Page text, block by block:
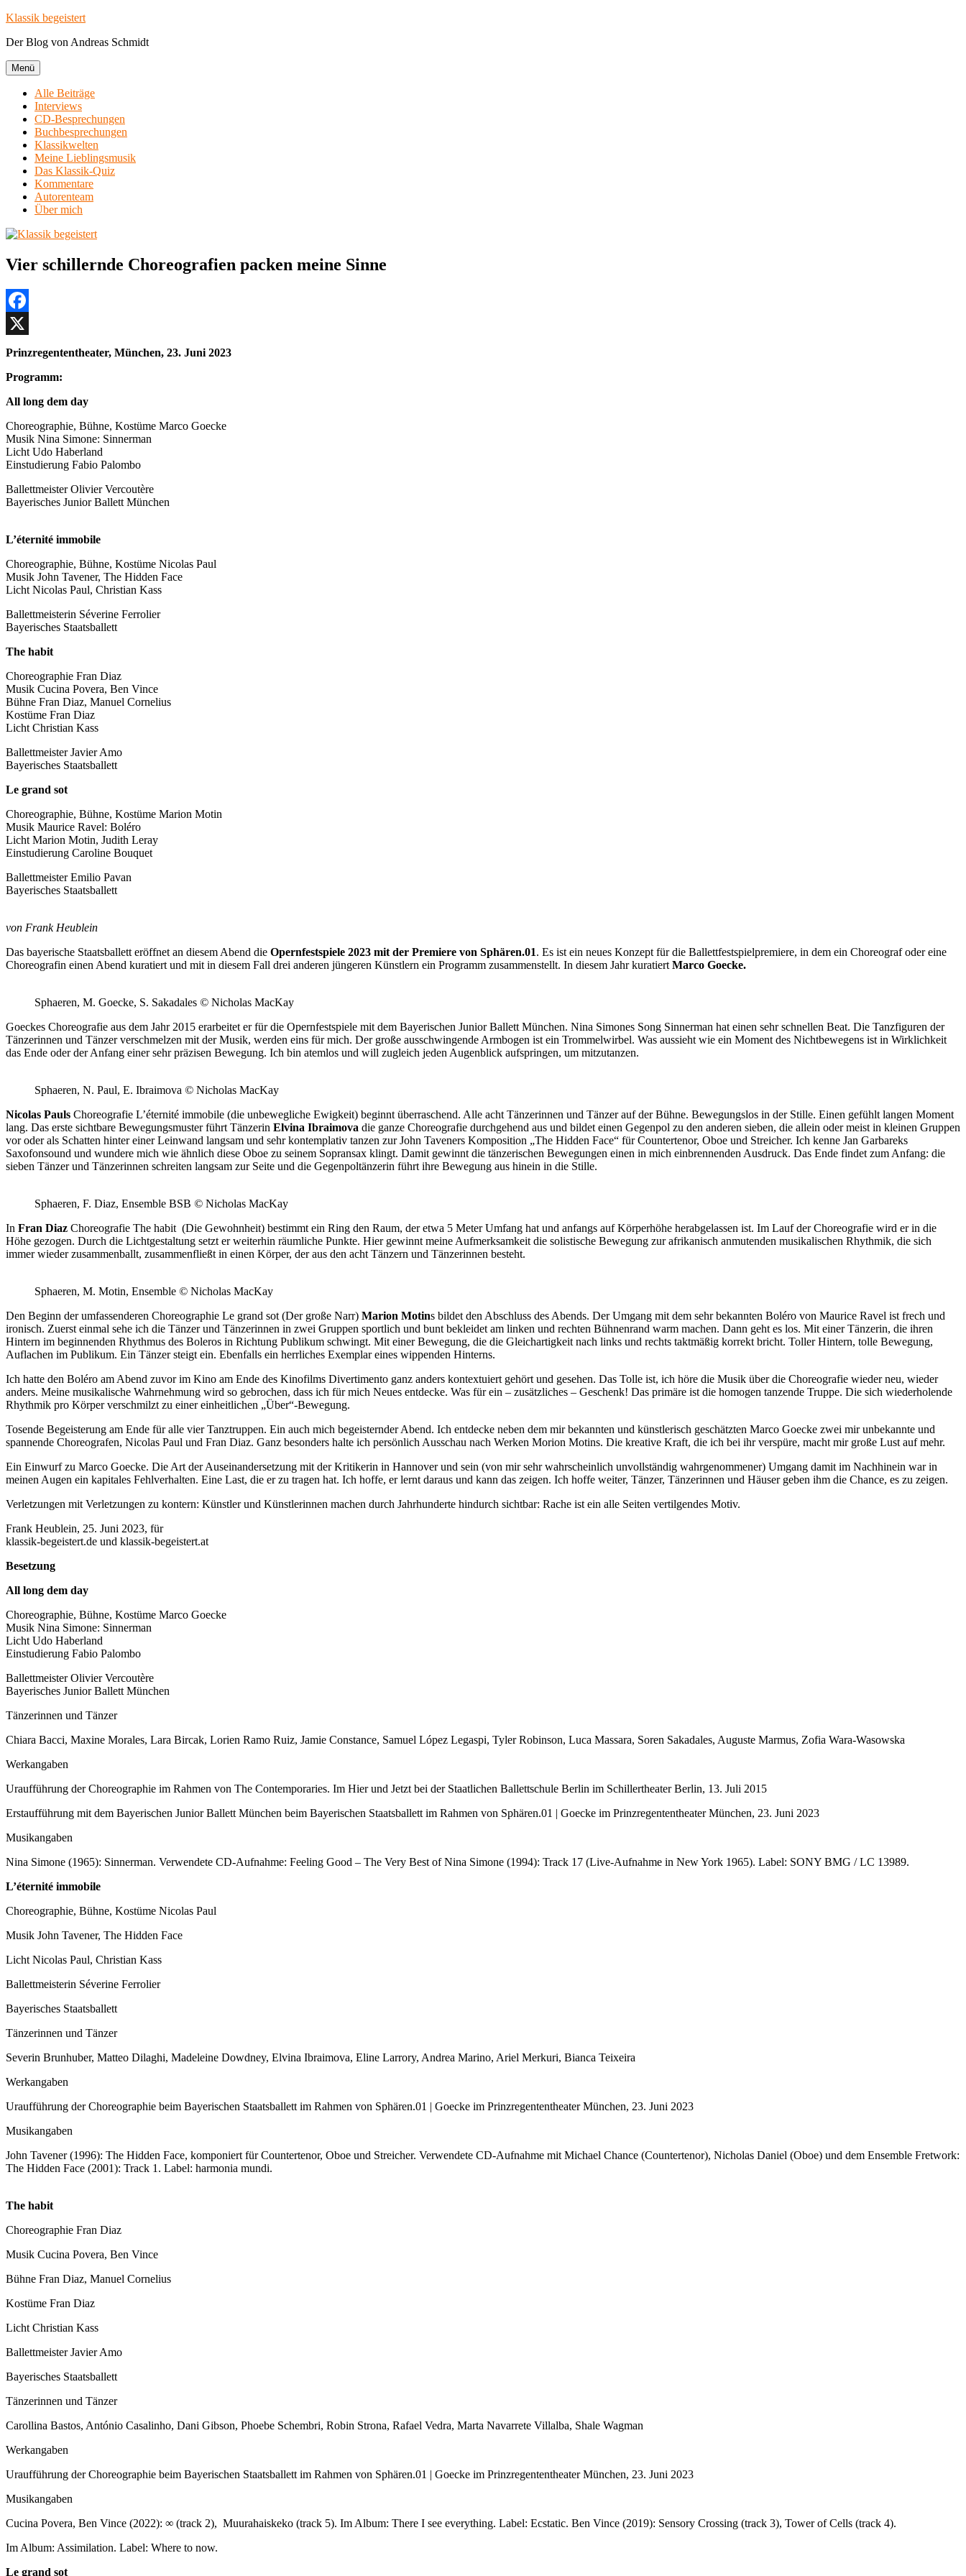
Zum
springen
Klassik begeistert
Der Blog von Andreas Schmidt
Menü
Alle Beiträge
Interviews
CD-Besprechungen
Buchbesprechungen
Klassikwelten
Meine Lieblingsmusik
Das Klassik-Quiz
Kommentare
Autorenteam
Über mich
Vier schillernde Choreografien packen meine Sinne
Facebook
X
Prinzregententheater, München, 23. Juni 2023
Programm:
All long dem day
Choreographie, Bühne, Kostüme Marco Goecke
Musik Nina Simone: Sinnerman
Licht Udo Haberland
Einstudierung Fabio Palombo
Ballettmeister Olivier Vercoutère
Bayerisches Junior Ballett München
L’éternité immobile
Choreographie, Bühne, Kostüme Nicolas Paul
Musik John Tavener, The Hidden Face
Licht Nicolas Paul, Christian Kass
Ballettmeisterin Séverine Ferrolier
Bayerisches Staatsballett
The habit
Choreographie Fran Diaz
Musik Cucina Povera, Ben Vince
Bühne Fran Diaz, Manuel Cornelius
Kostüme Fran Diaz
Licht Christian Kass
Ballettmeister Javier Amo
Bayerisches Staatsballett
Le grand sot
Choreographie, Bühne, Kostüme Marion Motin
Musik Maurice Ravel: Boléro
Licht Marion Motin, Judith Leray
Einstudierung Caroline Bouquet
Ballettmeister Emilio Pavan
Bayerisches Staatsballett
von Frank Heublein
Das bayerische Staatsballett eröffnet an diesem Abend die Opernfestspiele 2023 mit der Premiere von Sphären.01. Es ist ein neues Konzept für die Ballettfestspielpremiere, in dem ein Choreograf oder eine
Choreografin einen Abend kuratiert und mit in diesem Fall drei anderen jüngeren Künstlern ein Programm zusammenstellt. In diesem Jahr kuratiert Marco Goecke.
Sphaeren, M. Goecke, S. Sakadales © Nicholas MacKay
Goeckes Choreografie aus dem Jahr 2015 erarbeitet er für die Opernfestspiele mit dem Bayerischen Junior Ballett München. Nina Simones Song Sinnerman hat einen sehr schnellen Beat. Die Tanzfiguren der
Tänzerinnen und Tänzer verschmelzen mit der Musik, werden eins für mich. Der große ausschwingende Armbogen ist ein Trommelwirbel. Was aussieht wie ein Moment des Nichtbewegens ist in Wirklichkeit
das Ende oder der Anfang einer sehr präzisen Bewegung. Ich bin atemlos und will zugleich jeden Augenblick aufspringen, um mitzutanzen.
Sphaeren, N. Paul, E. Ibraimova © Nicholas MacKay
Nicolas Pauls Choreografie L’éternité immobile (die unbewegliche Ewigkeit) beginnt überraschend. Alle acht Tänzerinnen und Tänzer auf der Bühne. Bewegungslos in der Stille. Einen gefühlt langen Moment
lang. Das erste sichtbare Bewegungsmuster führt Tänzerin Elvina Ibraimova die ganze Choreografie durchgehend aus und bildet einen Gegenpol zu den anderen sieben, die allein oder meist in kleinen Gruppen
vor oder als Schatten hinter einer Leinwand langsam und sehr kontemplativ tanzen zur John Taveners Komposition „The Hidden Face“ für Countertenor, Oboe und Streicher. Ich kenne Jan Garbareks
Saxofonsound und wundere mich wie ähnlich diese Oboe zu seinem Sopransax klingt. Damit gewinnt die tänzerischen Bewegungen einen in mich einbrennenden Ausdruck. Das Ende findet zum Anfang: die
sieben Tänzer und Tänzerinnen schreiten langsam zur Seite und die Gegenpoltänzerin führt ihre Bewegung aus hinein in die Stille.
Sphaeren, F. Diaz, Ensemble BSB © Nicholas MacKay
In Fran Diaz Choreografie The habit (Die Gewohnheit) bestimmt ein Ring den Raum, der etwa 5 Meter Umfang hat und anfangs auf Körperhöhe herabgelassen ist. Im Lauf der Choreografie wird er in die
Höhe gezogen. Durch die Lichtgestaltung setzt er weiterhin räumliche Punkte. Hier gewinnt meine Aufmerksamkeit die solistische Bewegung zur afrikanisch anmutenden musikalischen Rhythmik, die sich
immer wieder zusammenballt, zusammenfließt in einen Körper, der aus den acht Tänzern und Tänzerinnen besteht.
Sphaeren, M. Motin, Ensemble © Nicholas MacKay
Den Beginn der umfassenderen Choreographie Le grand sot (Der große Narr) Marion Motins bildet den Abschluss des Abends. Der Umgang mit dem sehr bekannten Boléro von Maurice Ravel ist frech und
ironisch. Zuerst einmal sehe ich die Tänzer und Tänzerinnen in zwei Gruppen sportlich und bunt bekleidet am linken und rechten Bühnenrand warm machen. Dann geht es los. Mit einer Tänzerin, die ihren
Hintern im beginnenden Rhythmus des Boleros in Richtung Publikum schwingt. Mit einer Bewegung, die die Gleichartigkeit nach links und rechts taktmäßig korrekt bricht. Toller Hintern, tolle Bewegung,
Auflachen im Publikum. Ein Tänzer steigt ein. Ebenfalls ein herrliches Exemplar eines wippenden Hinterns.
Ich hatte den Boléro am Abend zuvor im Kino am Ende des Kinofilms Divertimento ganz anders kontextuiert gehört und gesehen. Das Tolle ist, ich höre die Musik über die Choreografie wieder neu, wieder
anders. Meine musikalische Wahrnehmung wird so gebrochen, dass ich für mich Neues entdecke. Was für ein – zusätzliches – Geschenk! Das primäre ist die homogen tanzende Truppe. Die sich wiederholende
Rhythmik pro Körper verschmilzt zu einer einheitlichen „Über“-Bewegung.
Tosende Begeisterung am Ende für alle vier Tanztruppen. Ein auch mich begeisternder Abend. Ich entdecke neben dem mir bekannten und künstlerisch geschätzten Marco Goecke zwei mir unbekannte und
spannende Choreografen, Nicolas Paul und Fran Diaz. Ganz besonders halte ich persönlich Ausschau nach Werken Morion Motins. Die kreative Kraft, die ich bei ihr verspüre, macht mir große Lust auf mehr.
Ein Einwurf zu Marco Goecke. Die Art der Auseinandersetzung mit der Kritikerin in Hannover und sein (von mir sehr wahrscheinlich unvollständig wahrgenommener) Umgang damit im Nachhinein war in
meinen Augen ein kapitales Fehlverhalten. Eine Last, die er zu tragen hat. Ich hoffe, er lernt daraus und kann das zeigen. Ich hoffe weiter, Tänzer, Tänzerinnen und Häuser geben ihm die Chance, es zu zeigen.
Verletzungen mit Verletzungen zu kontern: Künstler und Künstlerinnen machen durch Jahrhunderte hindurch sichtbar: Rache ist ein alle Seiten vertilgendes Motiv.
Frank Heublein, 25. Juni 2023, für
klassik-begeistert.de und klassik-begeistert.at
Besetzung
All long dem day
Choreographie, Bühne, Kostüme Marco Goecke
Musik Nina Simone: Sinnerman
Licht Udo Haberland
Einstudierung Fabio Palombo
Ballettmeister Olivier Vercoutère
Bayerisches Junior Ballett München
Tänzerinnen und Tänzer
Chiara Bacci, Maxine Morales, Lara Bircak, Lorien Ramo Ruiz, Jamie Constance, Samuel López Legaspi, Tyler Robinson, Luca Massara, Soren Sakadales, Auguste Marmus, Zofia Wara-Wasowska
Werkangaben
Uraufführung der Choreographie im Rahmen von The Contemporaries. Im Hier und Jetzt bei der Staatlichen Ballettschule Berlin im Schillertheater Berlin, 13. Juli 2015
Erstaufführung mit dem Bayerischen Junior Ballett München beim Bayerischen Staatsballett im Rahmen von Sphären.01 | Goecke im Prinzregententheater München, 23. Juni 2023
Musikangaben
Nina Simone (1965): Sinnerman. Verwendete CD-Aufnahme: Feeling Good – The Very Best of Nina Simone (1994): Track 17 (Live-Aufnahme in New York 1965). Label: SONY BMG / LC 13989.
L’éternité immobile
Choreographie, Bühne, Kostüme Nicolas Paul
Musik John Tavener, The Hidden Face
Licht Nicolas Paul, Christian Kass
Ballettmeisterin Séverine Ferrolier
Bayerisches Staatsballett
Tänzerinnen und Tänzer
Severin Brunhuber, Matteo Dilaghi, Madeleine Dowdney, Elvina Ibraimova, Eline Larrory, Andrea Marino, Ariel Merkuri, Bianca Teixeira
Werkangaben
Uraufführung der Choreographie beim Bayerischen Staatsballett im Rahmen von Sphären.01 | Goecke im Prinzregententheater München, 23. Juni 2023
Musikangaben
John Tavener (1996): The Hidden Face, komponiert für Countertenor, Oboe und Streicher. Verwendete CD-Aufnahme mit Michael Chance (Countertenor), Nicholas Daniel (Oboe) und dem Ensemble Fretwork:
The Hidden Face (2001): Track 1. Label: harmonia mundi.
The habit
Choreographie Fran Diaz
Musik Cucina Povera, Ben Vince
Bühne Fran Diaz, Manuel Cornelius
Kostüme Fran Diaz
Licht Christian Kass
Ballettmeister Javier Amo
Bayerisches Staatsballett
Tänzerinnen und Tänzer
Carollina Bastos, António Casalinho, Dani Gibson, Phoebe Schembri, Robin Strona, Rafael Vedra, Marta Navarrete Villalba, Shale Wagman
Werkangaben
Uraufführung der Choreographie beim Bayerischen Staatsballett im Rahmen von Sphären.01 | Goecke im Prinzregententheater München, 23. Juni 2023
Musikangaben
Cucina Povera, Ben Vince (2022): ∞ (track 2), Muurahaiskeko (track 5). Im Album: There I see everything. Label: Ecstatic. Ben Vince (2019): Sensory Crossing (track 3), Tower of Cells (track 4).
Im Album: Assimilation. Label: Where to now.
Le grand sot